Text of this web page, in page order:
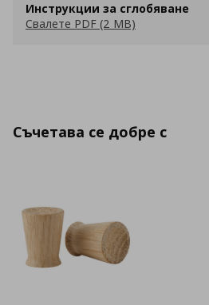
Инструкции за сглобяване
Свалете PDF (2 MB)
Съчетава се добре с